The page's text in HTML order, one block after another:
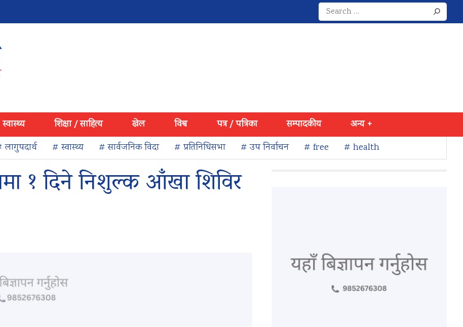
Search
for:
स्वास्थ्य शिक्षा / साहित्य खेल विश्व पत्र / पत्रिका सम्पादकीय
अन्य +
लागुपदार्थ # स्वास्थ्य # सार्वजनिक विदा # प्रतिनिधिसभा # उप निर्वाचन # free # health
१ दिने निशुल्क आँखा शिविर